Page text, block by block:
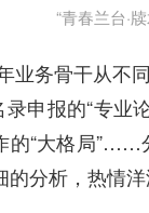
“青春兰台·
务骨干从不
申报的“专
的“大格局
分析，热情